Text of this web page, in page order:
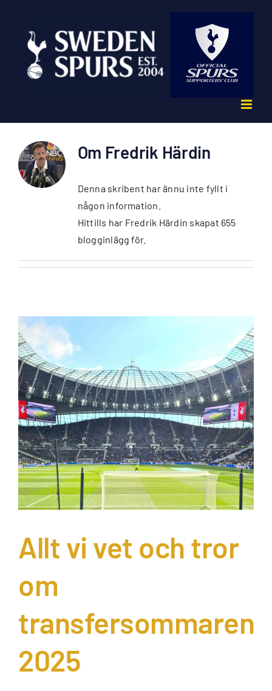
innehållet
Om Fredrik Härdin
Denna skribent har ännu inte fyllt i
någon information.
Hittills har Fredrik Härdin skapat 655
blogginlägg för.
Allt vi vet och tror
om
transfersommaren
2025